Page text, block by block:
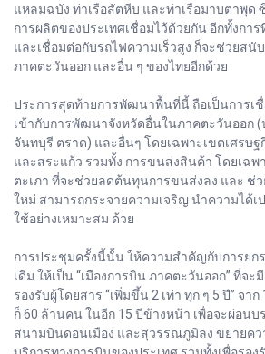
แหลมฉบัง ท่าเรือสัตหีบ และท่าเรือมาบตาพุด
การผลิตของประเทศเชื่อมไว้ด้วยกัน อีกทั้งกา
และเชื่อมต่อกับรถไฟความเร็วสูง ก็จะช่วยสนั
ภาคตะวันออก และอื่น ๆ ของไทยอีกด้วย
ประการสุดท้ายการพัฒนาพื้นที่นี้ ถือเป็นการเชื่
เข้ากับการพัฒนาจังหวัดอื่นในภาคตะวันออก (
จันทบุรี ตราด) และอื่นๆ โดยเฉพาะเขตเศรษ
และสระแก้ว รวมทั้ง การขนส่งสินค้า โดยเฉ
ตะเภา ที่จะช่วยลดต้นทุนการขนส่งลง และ ช่
ใหม่ สามารถกระจายความเจริญ นำความได้เ
ใช้อย่างเหมาะสม ด้วย
การประชุมครั้งนี้นั้น ให้ความสำคัญกับการยก
เดิม ให้เป็น “เมืองการบิน ภาคตะวันออก” ที่จะ
รองรับผู้โดยสาร “เพิ่มขึ้น 2 เท่า ทุก ๆ 5 ปี” จา
ก็ 60 ล้านคน ในอีก 15 ปีข้างหน้า เพื่อจะผ่อนบ
สนามบินดอนเมือง และสุวรรณภูมิลง ขยายคว